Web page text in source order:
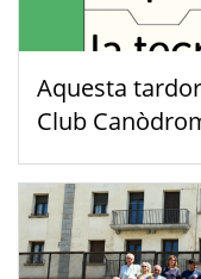
Aquesta
Club